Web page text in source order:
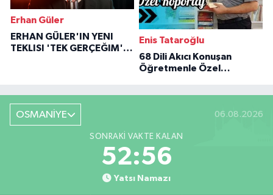
Erhan Güler
ERHAN GÜLER'IN YENI
TEKLISI 'TEK GERÇEĞIM'LE
Enis Tataroğlu
68 Dili Akıcı Konuşan
Öğretmenle Özel
OSMANİYE 06.08.2026
SONRAKI VAKTE KALAN
52:55
Yatsı Namazı